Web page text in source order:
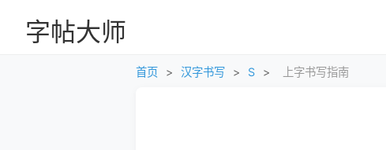
字帖大师
首页 > 汉字书写 > S > 上字书写指南